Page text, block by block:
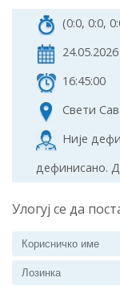
(0:0, 0:0,
24.05.2026
16:45:00
Свети
Није
дефинисано.
Улогуј се да